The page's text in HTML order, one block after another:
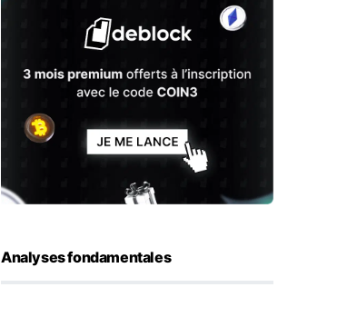
Analyses fondamentales